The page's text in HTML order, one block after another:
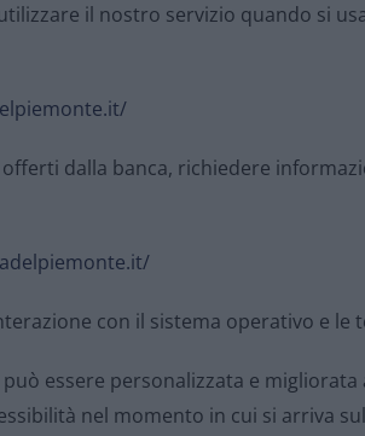
il nostro servizio quando si
dalla banca, richiedere
con il sistema operativo e le
essere personalizzata e
nel momento in cui si arriva